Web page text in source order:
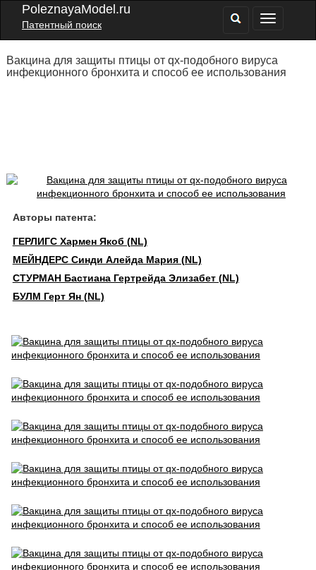
PoleznayaModel.ru
Патентный поиск
Вакцина для защиты птицы от qх-подобного вируса
инфекционного бронхита и способ ее использования
Авторы патента:
ГЕРЛИГС Хармен Якоб (NL)
МЕЙНДЕРС Синди Алейда Мария (NL)
СТУРМАН Бастиана Гертрейда Элизабет (NL)
БУЛМ Герт Ян (NL)